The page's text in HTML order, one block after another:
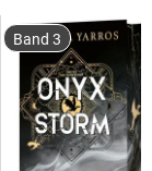
Basgiath War
sie Xaden
ihres
Band 3